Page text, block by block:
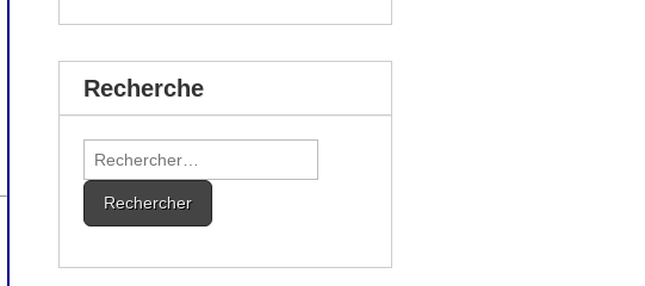
Recherche
Rechercher :